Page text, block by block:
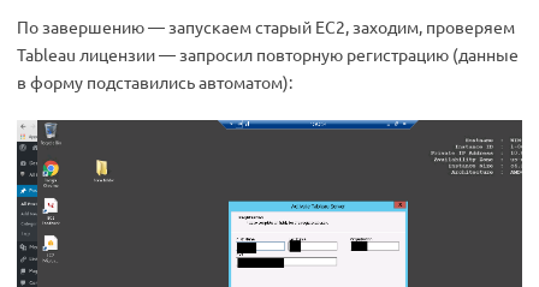
По завершению — запускаем старый EC2, заходим, проверяем
Tableau лицензии — запросил повторную регистрацию (данные
в форму подставились автоматом):